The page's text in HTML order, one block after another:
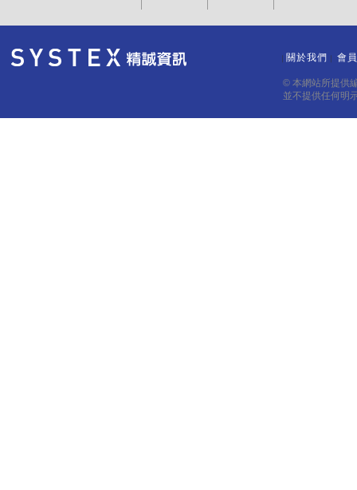
關於我們 會
© 本網站所提供
並不提供任何明